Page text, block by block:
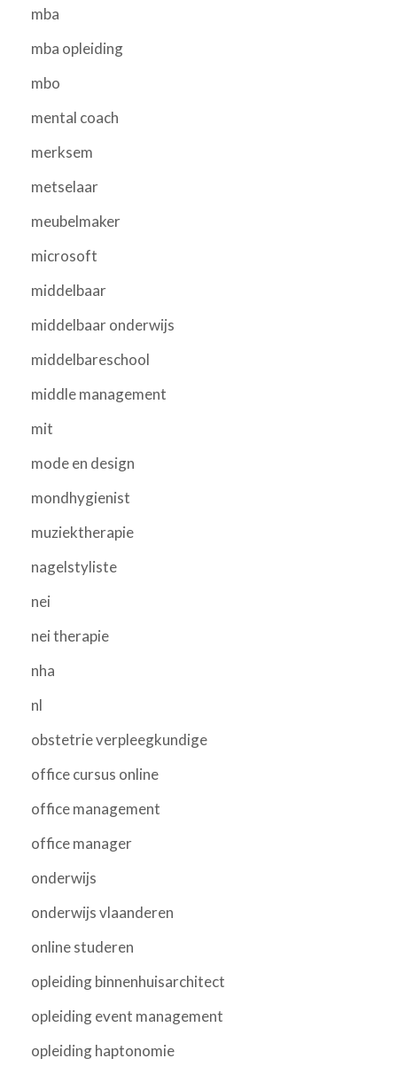
mba
mba opleiding
mbo
mental coach
merksem
metselaar
meubelmaker
microsoft
middelbaar
middelbaar onderwijs
middelbareschool
middle management
mit
mode en design
mondhygienist
muziektherapie
nagelstyliste
nei
nei therapie
nha
nl
obstetrie verpleegkundige
office cursus online
office management
office manager
onderwijs
onderwijs vlaanderen
online studeren
opleiding binnenhuisarchitect
opleiding event management
opleiding haptonomie